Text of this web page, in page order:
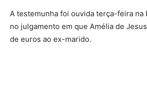
A testemunha foi ouvida terça-feira na
no julgamento em que Amélia de
de euros ao ex-marido.